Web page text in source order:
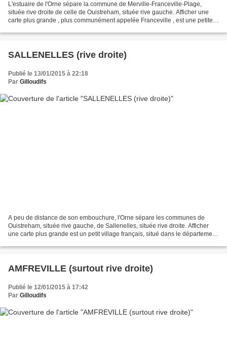
L'estuaire de l'Orne sépare la commune de Merville-Franceville-Plage,
située rive droite de celle de Ouistreham, située rive gauche. Afficher une
carte plus grande , plus communément appelée Franceville , est une petite
SALLENELLES (rive droite)
Publié le 13/01/2015 à 22:18
Par Gilloudifs
A peu de distance de son embouchure, l'Orne sépare les communes de
Ouistreham, située rive gauche, de Sallenelles, située rive droite. Afficher
une carte plus grande est un petit village français, situé dans le département
AMFREVILLE (surtout rive droite)
Publié le 12/01/2015 à 17:42
Par Gilloudifs